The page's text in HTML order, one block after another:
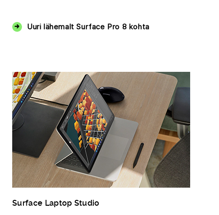
Uuri lähemalt Surface Pro 8 kohta
Surface Laptop Studio